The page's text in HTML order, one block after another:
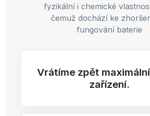
fyzikální i chemické
čemuž dochází ke
fungování baterie
Vrátíme zpět
zařízení.